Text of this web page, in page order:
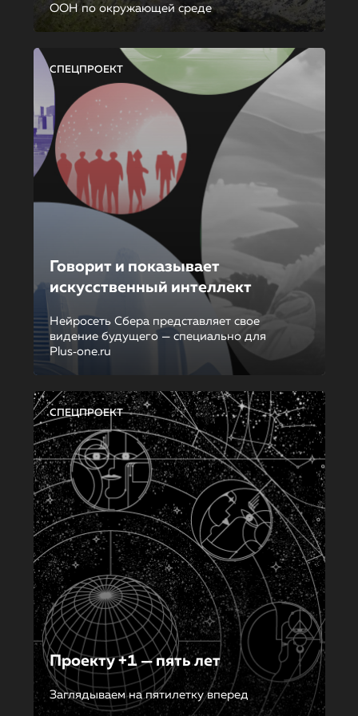
ООН по окружающей среде
СПЕЦПРОЕКТ
Говорит и показывает
искусственный интеллект
Нейросеть Сбера представляет свое
видение будущего — специально для
Plus‑one.ru
СПЕЦПРОЕКТ
Проекту +1 — пять лет
Заглядываем на пятилетку вперед